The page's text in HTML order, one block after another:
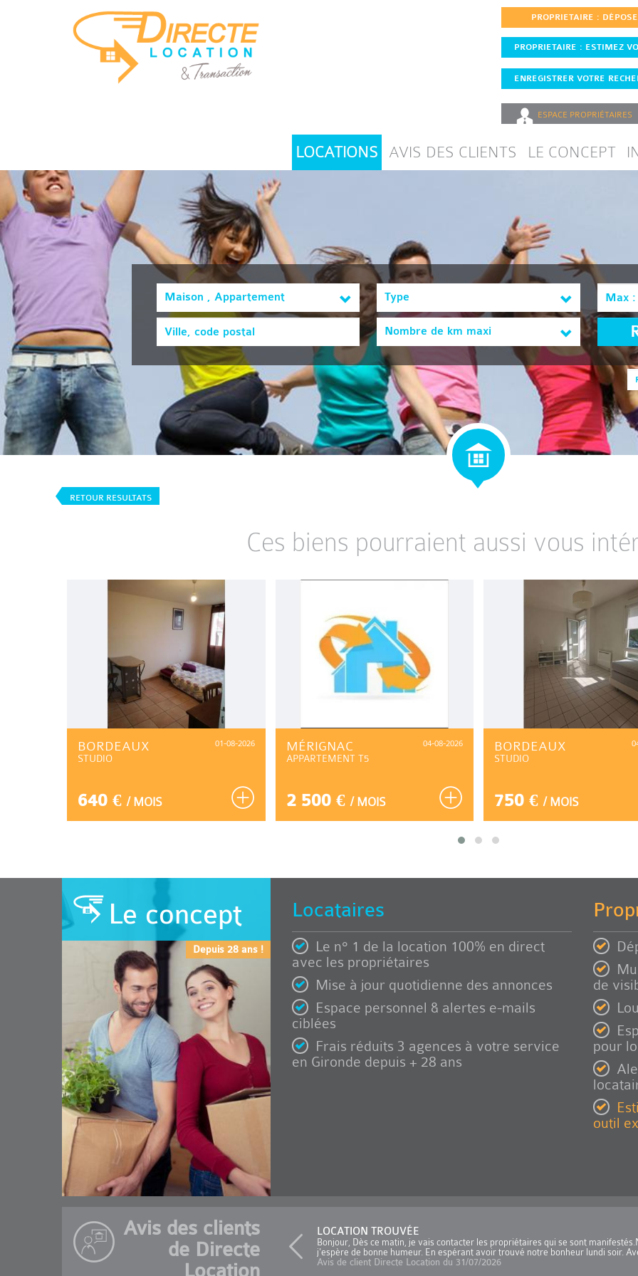
PROPRIETAIRE :
PROPRIETAIRE : ESTIMEZ
ENREGISTRER VOTRE
ESPACE PROPRIÉTAIRES
LOCATIONS AVIS DES CLIENTS LE CONCEPT
Maison , Appartement Type
Nombre de km maxi
RETOUR RESULTATS
Ces biens pourraient aussi vous
01-08-2026
BORDEAUX
STUDIO
640 €/ MOIS
04-08-2026
MÉRIGNAC
APPARTEMENT T5
2 500 €/ MOIS
BORDEAUX
STUDIO
750 €/ MOIS
Le concept
Depuis 28 ans !
Locataires
Le n° 1 de la location 100% en direct
avec les propriétaires
Mise à jour quotidienne des annonces
Espace personnel & alertes e-mails
ciblées
Frais réduits 3 agences à votre service
en Gironde depuis + 28 ans
de
pour
outil
Avis des clients
de Directe
Location
LOCATION TROUVÉE
Bonjour, Dès ce matin, je vais contacter les propriétaires qui se sont
j'espère de bonne humeur. En espérant avoir trouvé notre bonheur lundi soir.
Avis de client Directe Location du 31/07/2026